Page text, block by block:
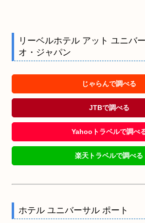
リーベルホテル アット ユニバ
オ・ジャパン
じゃらんで調べる
JTBで調べる
Yahooトラベルで調べ
楽天トラベルで調べる
ホテル ユニバーサル ポート